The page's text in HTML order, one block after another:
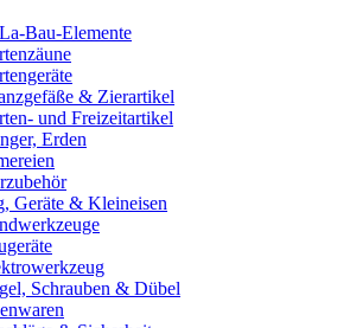
Bau-Elemente
& Zierartikel
und Freizeitartikel
Erden
Geräte & Kleineisen
Schrauben & Dübel